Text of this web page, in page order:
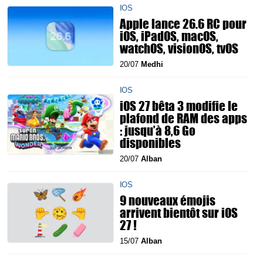
IOS
Apple lance 26.6 RC pour
iOS, iPadOS, macOS,
watchOS, visionOS, tvOS
20/07 Medhi
IOS
iOS 27 bêta 3 modifie le
plafond de RAM des apps
: jusqu’à 8,6 Go
disponibles
20/07 Alban
IOS
9 nouveaux émojis
arrivent bientôt sur iOS
27 !
15/07 Alban